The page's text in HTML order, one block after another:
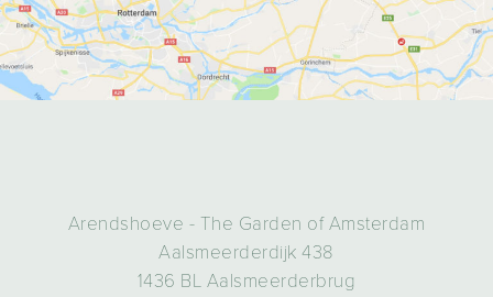
Arendshoeve - The Garden of Amsterdam
Aalsmeerderdijk 438
1436 BL Aalsmeerderbrug